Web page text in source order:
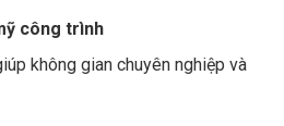
công trình
không gian chuyên nghiệp và